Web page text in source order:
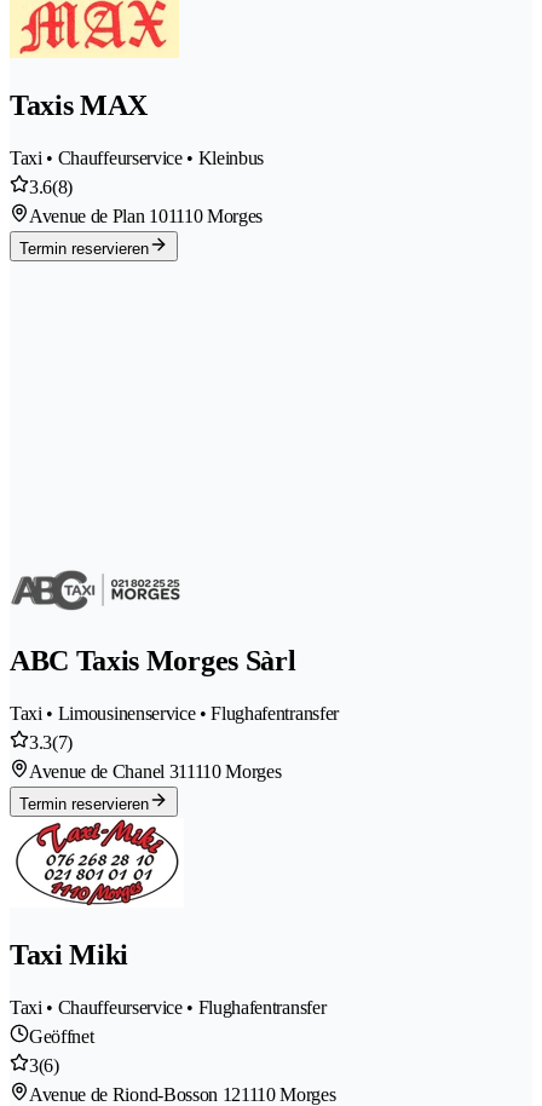
Taxis MAX
Taxi • Chauffeurservice • Kleinbus
3.6(8)
Avenue de Plan 101110 Morges
Termin reservieren
ABC Taxis Morges Sàrl
Taxi • Limousinenservice • Flughafentransfer
3.3(7)
Avenue de Chanel 311110 Morges
Termin reservieren
Taxi Miki
Taxi • Chauffeurservice • Flughafentransfer
Geöffnet
3(6)
Avenue de Riond-Bosson 121110 Morges